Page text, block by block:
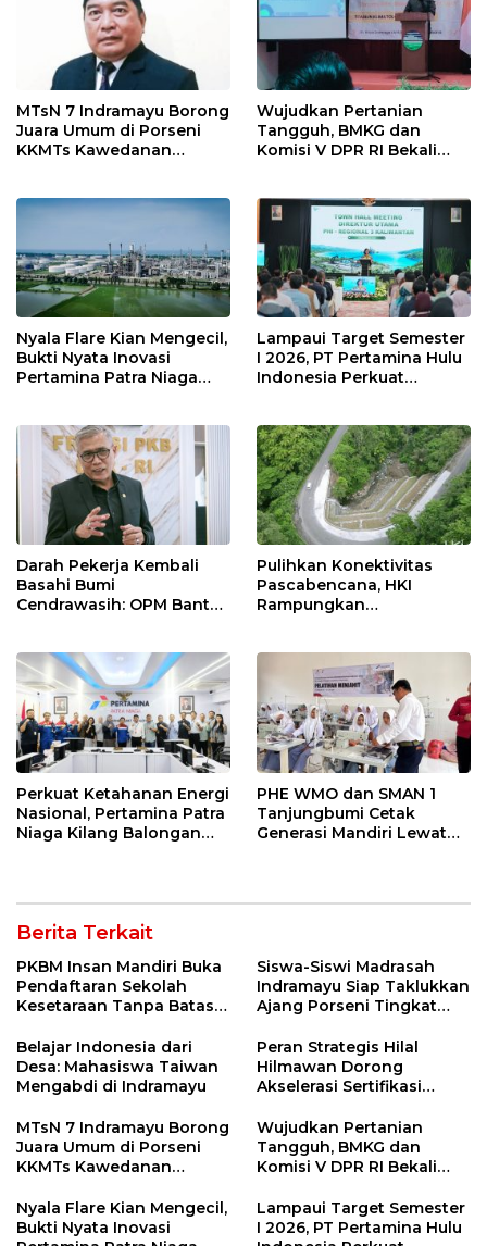
MTsN 7 Indramayu Borong
Juara Umum di Porseni
KKMTs Kawedanan
Wujudkan Pertanian
Tangguh, BMKG dan
Komisi V DPR RI Bekali
Nyala Flare Kian Mengecil,
Bukti Nyata Inovasi
Pertamina Patra Niaga
Lampaui Target Semester
I 2026, PT Pertamina Hulu
Indonesia Perkuat
Keselamatan Kerja
Darah Pekerja Kembali
Basahi Bumi
Cendrawasih: OPM Bantai
Pulihkan Konektivitas
Pascabencana, HKI
Rampungkan
Perkuat Ketahanan Energi
Nasional, Pertamina Patra
Niaga Kilang Balongan
PHE WMO dan SMAN 1
Tanjungbumi Cetak
Generasi Mandiri Lewat
Berita Terkait
PKBM Insan Mandiri Buka
Pendaftaran Sekolah
Kesetaraan Tanpa Batas
Siswa-Siswi Madrasah
Indramayu Siap Taklukkan
Ajang Porseni Tingkat
Belajar Indonesia dari
Desa: Mahasiswa Taiwan
Mengabdi di Indramayu
Peran Strategis Hilal
Hilmawan Dorong
Akselerasi Sertifikasi
Entaskan Kemiskinan di
Indramayu
MTsN 7 Indramayu Borong
Juara Umum di Porseni
KKMTs Kawedanan
Wujudkan Pertanian
Tangguh, BMKG dan
Komisi V DPR RI Bekali
Sekolah Lapang Iklim
Nyala Flare Kian Mengecil,
Bukti Nyata Inovasi
Lampaui Target Semester
I 2026, PT Pertamina Hulu